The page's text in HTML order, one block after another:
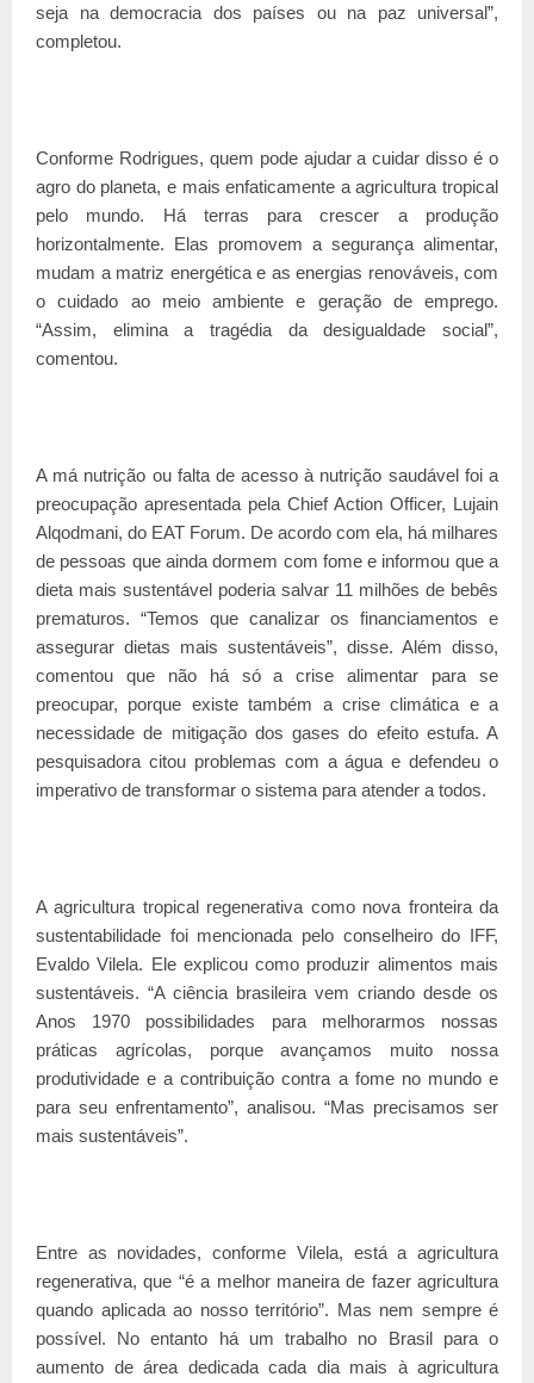
seja na democracia dos países ou na paz universal”,
completou.
Conforme Rodrigues, quem pode ajudar a cuidar disso é o
agro do planeta, e mais enfaticamente a agricultura tropical
pelo mundo. Há terras para crescer a produção
horizontalmente. Elas promovem a segurança alimentar,
mudam a matriz energética e as energias renováveis, com
o cuidado ao meio ambiente e geração de emprego.
“Assim, elimina a tragédia da desigualdade social”,
comentou.
A má nutrição ou falta de acesso à nutrição saudável foi a
preocupação apresentada pela Chief Action Officer, Lujain
Alqodmani, do EAT Forum. De acordo com ela, há milhares
de pessoas que ainda dormem com fome e informou que a
dieta mais sustentável poderia salvar 11 milhões de bebês
prematuros. “Temos que canalizar os financiamentos e
assegurar dietas mais sustentáveis”, disse. Além disso,
comentou que não há só a crise alimentar para se
preocupar, porque existe também a crise climática e a
necessidade de mitigação dos gases do efeito estufa. A
pesquisadora citou problemas com a água e defendeu o
imperativo de transformar o sistema para atender a todos.
A agricultura tropical regenerativa como nova fronteira da
sustentabilidade foi mencionada pelo conselheiro do IFF,
Evaldo Vilela. Ele explicou como produzir alimentos mais
sustentáveis. “A ciência brasileira vem criando desde os
Anos 1970 possibilidades para melhorarmos nossas
práticas agrícolas, porque avançamos muito nossa
produtividade e a contribuição contra a fome no mundo e
para seu enfrentamento”, analisou. “Mas precisamos ser
mais sustentáveis”.
Entre as novidades, conforme Vilela, está a agricultura
regenerativa, que “é a melhor maneira de fazer agricultura
quando aplicada ao nosso território”. Mas nem sempre é
possível. No entanto há um trabalho no Brasil para o
aumento de área dedicada cada dia mais à agricultura